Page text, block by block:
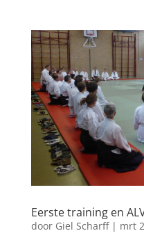
Eerste training en
door Giel Scharff| mrt